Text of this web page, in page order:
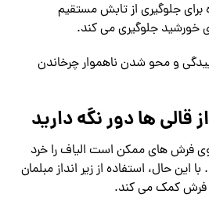
برای جلوگیری از تابش مستقیم
خورشید جلوگیری می کند.
و محو شدن ناهموار چرخاندن
قالی ها دور نگه دارید
فرش های ممکن است الیاف را خرد
این حال، استفاده از زیر انداز مبلمان
فرش کمک می کند.